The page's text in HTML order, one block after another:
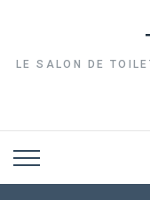
LE SALON DE